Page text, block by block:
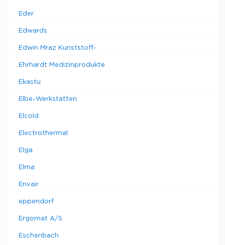
Eder
Edwards
Edwin Mraz Kunststoff-
Ehrhardt Medizinprodukte
Ekastu
Elbe-Werkstatten
Elcold
Electrothermal
Elga
Elma
Envair
eppendorf
Ergomat A/S
Eschenbach